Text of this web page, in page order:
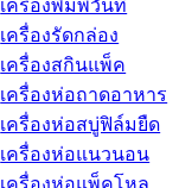
เครื่องพิมพ์วันที่
เครื่องรัดกล่อง
เครื่องสกินแพ็ค
เครื่องห่อถาดอาหาร
เครื่องห่อสบู่ฟิล์มยืด
เครื่องห่อแนวนอน
เครื่องห่อแพ็คโหล